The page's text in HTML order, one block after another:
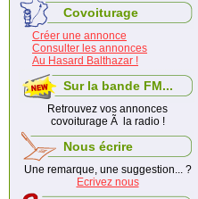
Covoiturage
Créer une annonce
Consulter les annonces
Au Hasard Balthazar !
Sur la bande FM...
Retrouvez vos annonces
covoiturage Ã la radio !
Nous écrire
Une remarque, une suggestion... ?
Ecrivez nous